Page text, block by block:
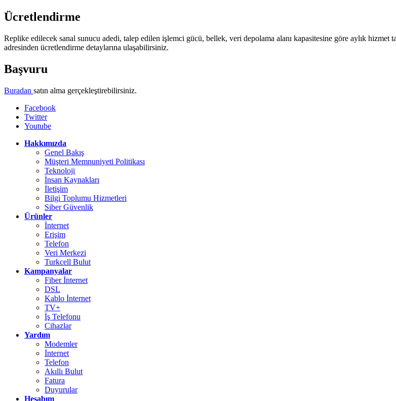
Ücretlendirme
​Replike edilecek sanal sunucu adedi, talep edilen işlemci gücü, bellek, veri depolama alanı kapasitesine göre aylık hizmet
adresinden ücretlendirme detaylarına ulaşabilirsiniz.
Başvuru
Buradan ​ satın alma gerçekleştirebilirsiniz.
Facebook
Twitter
Youtube
Hakkımızda
Genel Bakış
Müşteri Memnuniyeti Politikası
Teknoloji
İnsan Kaynakları
İletişim
Bilgi Toplumu Hizmetleri
Siber Güvenlik
Ürünler
İnternet
Erişim
Telefon
Veri Merkezi
Turkcell Bulut
Kampanyalar
Fiber İnternet
DSL
Kablo İnternet
TV+
İş Telefonu
Cihazlar
Yardım
Modemler
İnternet
Telefon
Akıllı Bulut
Fatura
Duyurular
Hesabım